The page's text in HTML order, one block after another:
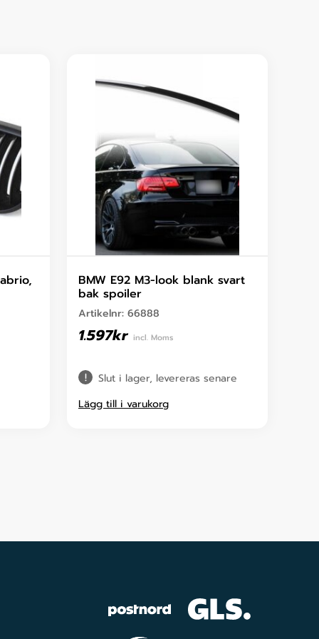
BMW E92 M3-look blank svart
bak spoiler
Artikelnr: 66888
1.597kr incl. Moms
Slut i lager, levereras senare
Lägg till i varukorg